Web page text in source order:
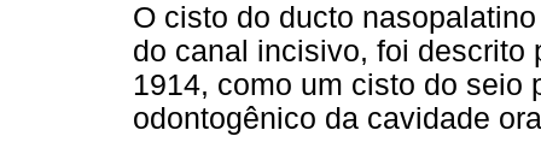
O cisto do ducto
do canal incisivo, foi descrito
1914, como um cisto do seio
odontogênico da cavidade